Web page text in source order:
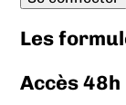
Les
Accès 48h